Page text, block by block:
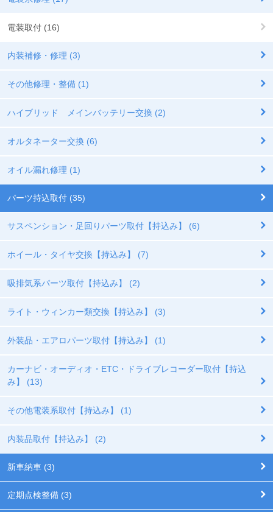
電装取付 (16)
内装補修・修理 (3)
その他修理・整備 (1)
ハイブリッド メインバッテリー交換 (2)
オルタネーター交換 (6)
オイル漏れ修理 (1)
パーツ持込取付 (35)
サスペンション・足回りパーツ取付【持込み】 (6)
ホイール・タイヤ交換【持込み】 (7)
吸排気系パーツ取付【持込み】 (2)
ライト・ウィンカー類交換【持込み】 (3)
外装品・エアロパーツ取付【持込み】 (1)
カーナビ・オーディオ・ETC・ドライブレコーダー取付【持込
み】 (13)
その他電装系取付【持込み】 (1)
内装品取付【持込み】 (2)
新車納車 (3)
定期点検整備 (3)